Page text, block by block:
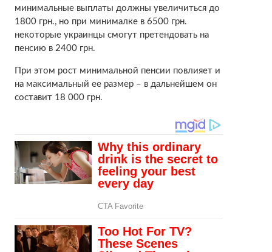
минимальные выплаты должны увеличиться до
1800 грн., но при минималке в 6500 грн.
некоторые украинцы смогут претендовать на
пенсию в 2400 грн.
При этом рост минимальной пенсии повлияет и
на максимальный ее размер – в дальнейшем он
составит 18 000 грн.